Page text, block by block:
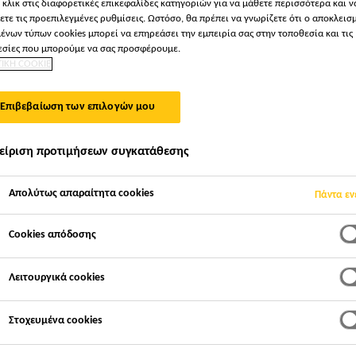
συστημάτων για στεγανοποίηση
στην κατασκευή κατά τη φάση
με διαφορετικό τρόπο, ανάλογα με την
στις διαφορετικές επικεφαλίδες κατηγοριών για να μάθετε περισσότερα και
τις προεπιλεγμένες ρυθμίσεις. Ωστόσο, θα πρέπει να γνωρίζετε ότι ο
τύπων cookies μπορεί να επηρεάσει την εμπειρία σας στην τοποθεσία και τις
που μπορούμε να σας προσφέρουμε.
COOKIE
Επιβεβαίωση των επιλογών μου
προτιμήσεων συγκατάθεσης
Απολύτως απαραίτητα cookies Πάντα
Cookies απόδοσης
Λειτουργικά cookies
Στοχευμένα cookies